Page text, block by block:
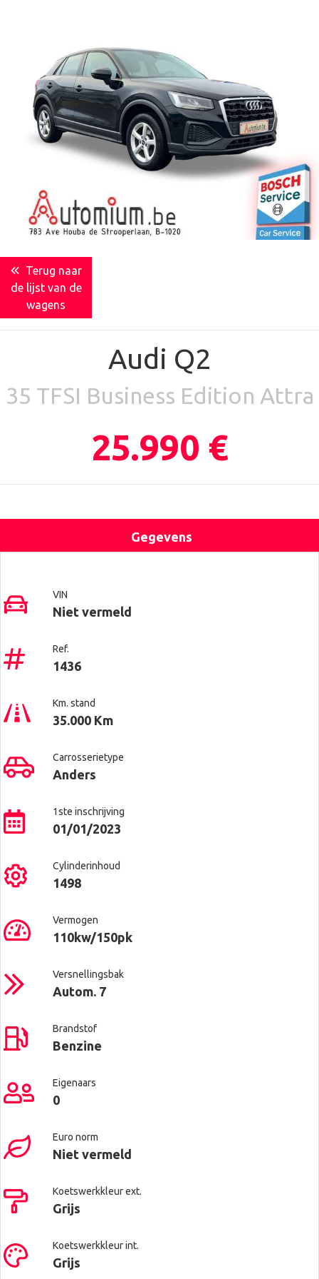
Terug naar
de lijst van de
wagens
Audi Q2
35 TFSI Business Edition Attra
25.990 €
Gegevens
VIN
Niet vermeld
Ref.
1436
Km. stand
35.000 Km
Carrosserietype
Anders
1ste inschrijving
01/01/2023
Cylinderinhoud
1498
Vermogen
110kw/150pk
Versnellingsbak
Autom. 7
Brandstof
Benzine
Eigenaars
0
Euro norm
Niet vermeld
Koetswerkkleur ext.
Grijs
Koetswerkkleur int.
Grijs